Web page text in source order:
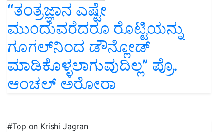
“ತಂತ್ರಜ್ಞಾನ ಎಷ್ಟೇ
ಮುಂದುವರೆದರೂ ರೊಟ್ಟಿಯನ್ನು
ಗೂಗಲ್‌ನಿಂದ ಡೌನ್ಲೋಡ್
ಮಾಡಿಕೊಳ್ಳಲಾಗುವುದಿಲ್ಲ” ಪ್ರೊ.
ಆಂಚಲ್ ಅರೋರಾ
#Top on Krishi Jagran